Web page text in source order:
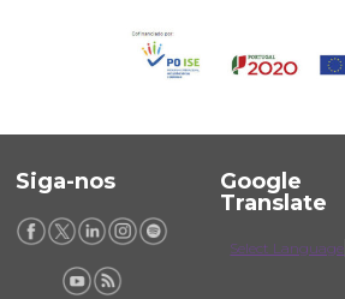
Siga-nos
Google
Translate
Select Language